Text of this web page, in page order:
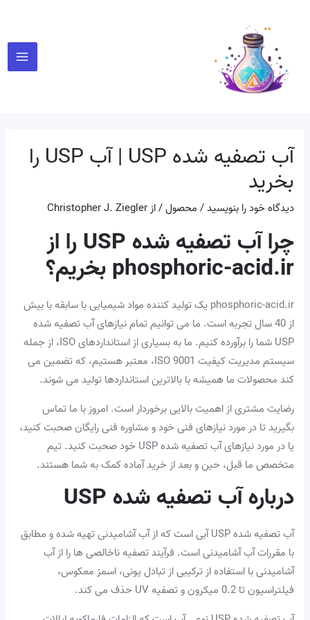
آب تصفیه شده USP | آب USP را
بخرید
دیدگاه‌ خود را بنویسید/ محصول/ ازChristopher J. Ziegler
چرا آب تصفیه شده USP را از
phosphoric-acid.ir بخریم؟
phosphoric-acid.ir یک تولید کننده مواد شیمیایی با سابقه با بیش
از 40 سال تجربه است. ما می توانیم تمام نیازهای آب تصفیه شده
USP شما را برآورده کنیم. ما به بسیاری از استانداردهای ISO، از جمله
سیستم مدیریت کیفیت ISO 9001، معتبر هستیم، که تضمین می
کند محصولات ما همیشه با بالاترین استانداردها تولید می شوند.
رضایت مشتری از اهمیت بالایی برخوردار است. امروز با ما تماس
بگیرید تا در مورد نیازهای فنی خود و مشاوره فنی رایگان صحبت کنید،
یا در مورد نیازهای آب تصفیه شده USP خود صحبت کنید. تیم
متخصص ما قبل، حین و بعد از خرید آماده کمک به شما هستند.
درباره آب تصفیه شده USP
آب تصفیه شده USP آبی است که از آب آشامیدنی تهیه شده و مطابق
با مقررات آب آشامیدنی است. فرآیند تصفیه ناخالصی ها را از آب
آشامیدنی با استفاده از ترکیبی از تبادل یونی، اسمز معکوس،
فیلتراسیون تا 0.2 میکرون و تصفیه UV حذف می کند.
نوشته